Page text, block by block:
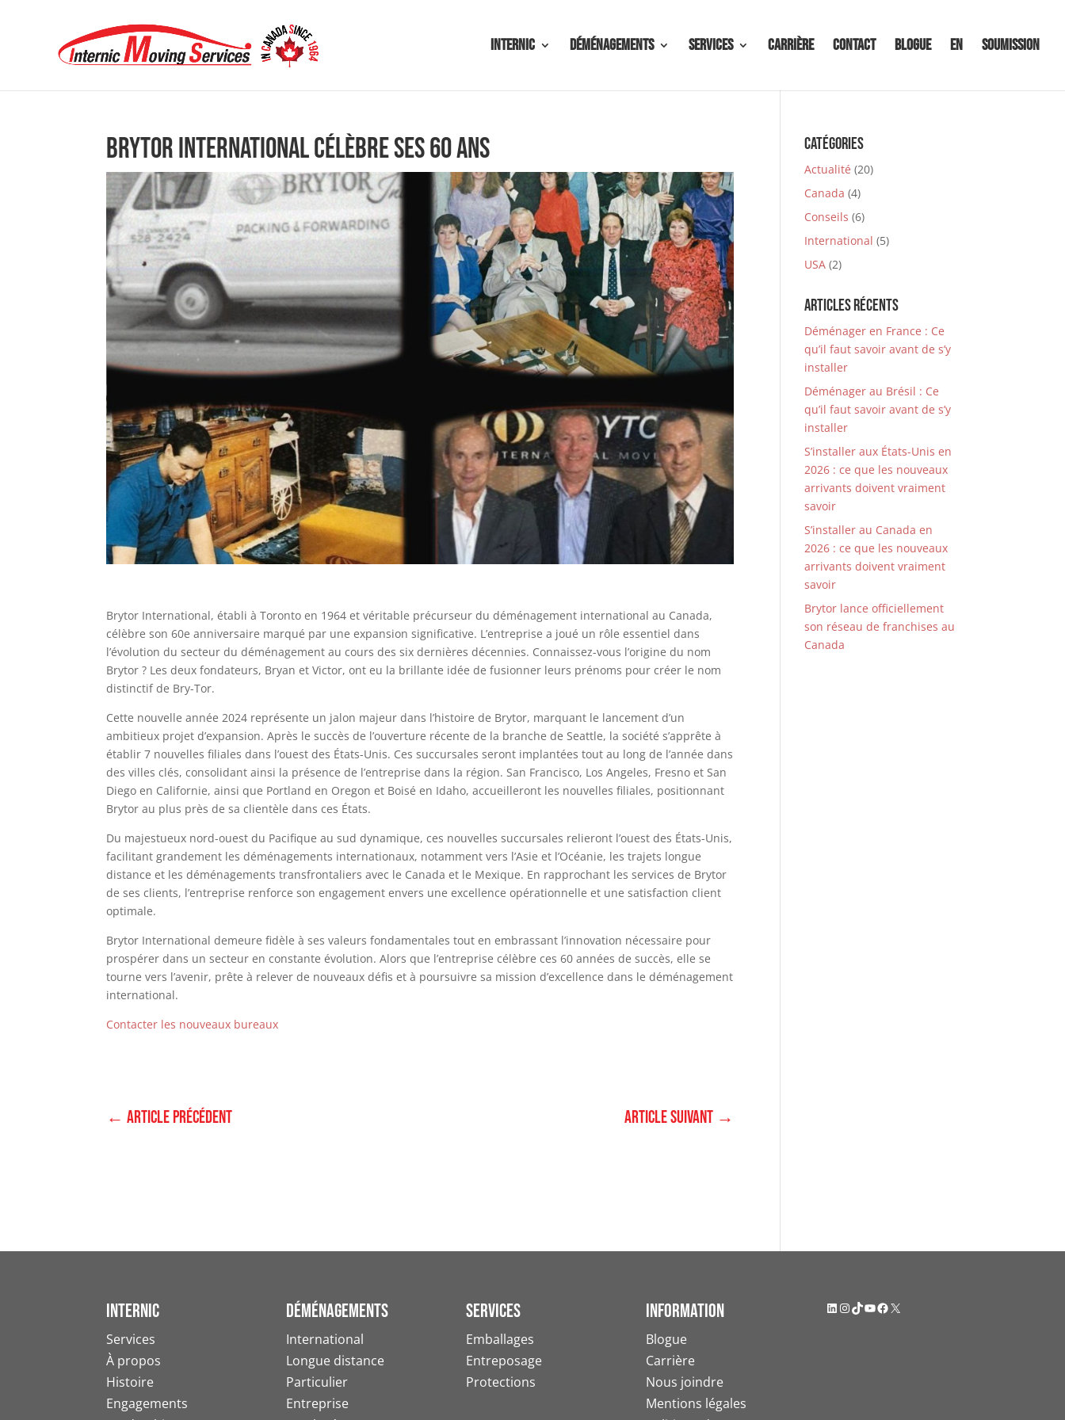
Internic Déménagements Services Carrière Contact Blogue EN Soumission
Brytor International célèbre ses 60 ans
Brytor International, établi à Toronto en 1964 et véritable précurseur du déménagement international au Canada,
célèbre son 60e anniversaire marqué par une expansion significative. L’entreprise a joué un rôle essentiel dans
l’évolution du secteur du déménagement au cours des six dernières décennies. Connaissez-vous l’origine du nom
Brytor ? Les deux fondateurs, Bryan et Victor, ont eu la brillante idée de fusionner leurs prénoms pour créer le nom
distinctif de Bry-Tor.
Cette nouvelle année 2024 représente un jalon majeur dans l’histoire de Brytor, marquant le lancement d’un
ambitieux projet d’expansion. Après le succès de l’ouverture récente de la branche de Seattle, la société s’apprête à
établir 7 nouvelles filiales dans l’ouest des États-Unis. Ces succursales seront implantées tout au long de l’année dans
des villes clés, consolidant ainsi la présence de l’entreprise dans la région. San Francisco, Los Angeles, Fresno et San
Diego en Californie, ainsi que Portland en Oregon et Boisé en Idaho, accueilleront les nouvelles filiales, positionnant
Brytor au plus près de sa clientèle dans ces États.
Du majestueux nord-ouest du Pacifique au sud dynamique, ces nouvelles succursales relieront l’ouest des États-Unis,
facilitant grandement les déménagements internationaux, notamment vers l’Asie et l’Océanie, les trajets longue
distance et les déménagements transfrontaliers avec le Canada et le Mexique. En rapprochant les services de Brytor
de ses clients, l’entreprise renforce son engagement envers une excellence opérationnelle et une satisfaction client
optimale.
Brytor International demeure fidèle à ses valeurs fondamentales tout en embrassant l’innovation nécessaire pour
prospérer dans un secteur en constante évolution. Alors que l’entreprise célèbre ces 60 années de succès, elle se
tourne vers l’avenir, prête à relever de nouveaux défis et à poursuivre sa mission d’excellence dans le déménagement
international.
Contacter les nouveaux bureaux
←Article précédent Article suivant →
Catégories
Actualité (20)
Canada (4)
Conseils (6)
International (5)
USA (2)
Articles récents
Déménager en France : Ce
qu’il faut savoir avant de s’y
installer
Déménager au Brésil : Ce
qu’il faut savoir avant de s’y
installer
S’installer aux États-Unis en
2026 : ce que les nouveaux
arrivants doivent vraiment
savoir
S’installer au Canada en
2026 : ce que les nouveaux
arrivants doivent vraiment
savoir
Brytor lance officiellement
son réseau de franchises au
Canada
Internic
Services
À propos
Histoire
Engagements
Déménagements
International
Longue distance
Particulier
Entreprise
Services
Emballages
Entreposage
Protections
information
Blogue
Carrière
Nous joindre
Mentions légales
LinkedIn
Instagram
TikTok
YouTube
Facebook
X